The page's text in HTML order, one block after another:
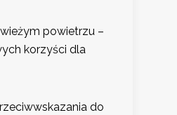
powietrzu –
korzyści dla
do